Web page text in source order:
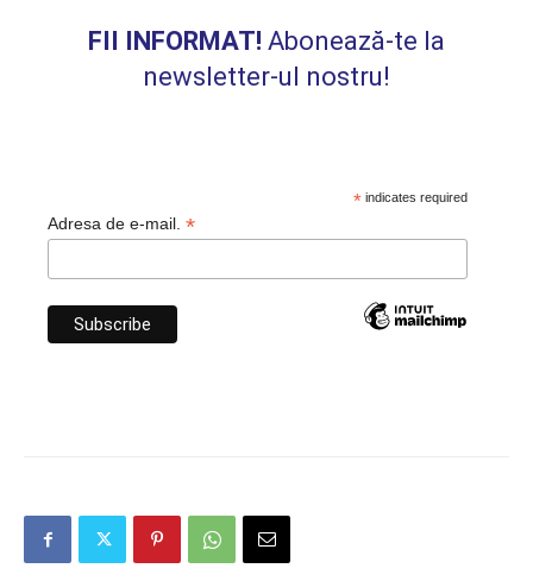
FII INFORMAT! Abonează-te la
newsletter-ul nostru!
* indicates required
Adresa de e-mail. *